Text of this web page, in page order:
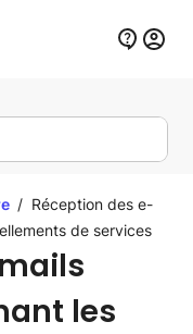
/ Réception des e-
de services
les